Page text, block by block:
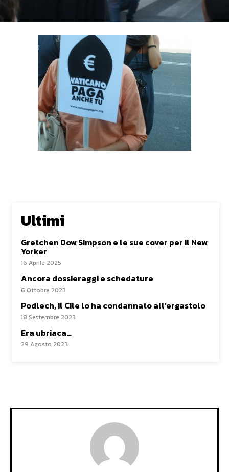
Ultimi
Gretchen Dow Simpson e le sue cover per il New
Yorker
16 Aprile 2025
Ancora dossieraggi e schedature
6 Ottobre 2023
Podlech, il Cile lo ha condannato all’ergastolo
18 Settembre 2023
Era ubriaca…
29 Agosto 2023